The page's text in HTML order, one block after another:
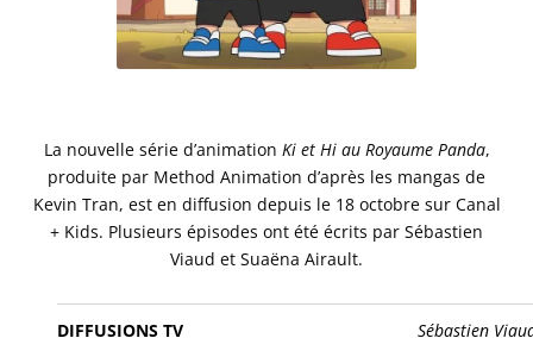
La nouvelle série d’animation Ki et Hi au Royaume Panda,
produite par Method Animation d’après les mangas de
Kevin Tran, est en diffusion depuis le 18 octobre sur Canal
+ Kids. Plusieurs épisodes ont été écrits par Sébastien
Viaud et Suaëna Airault.
DIFFUSIONS TV Sébastien